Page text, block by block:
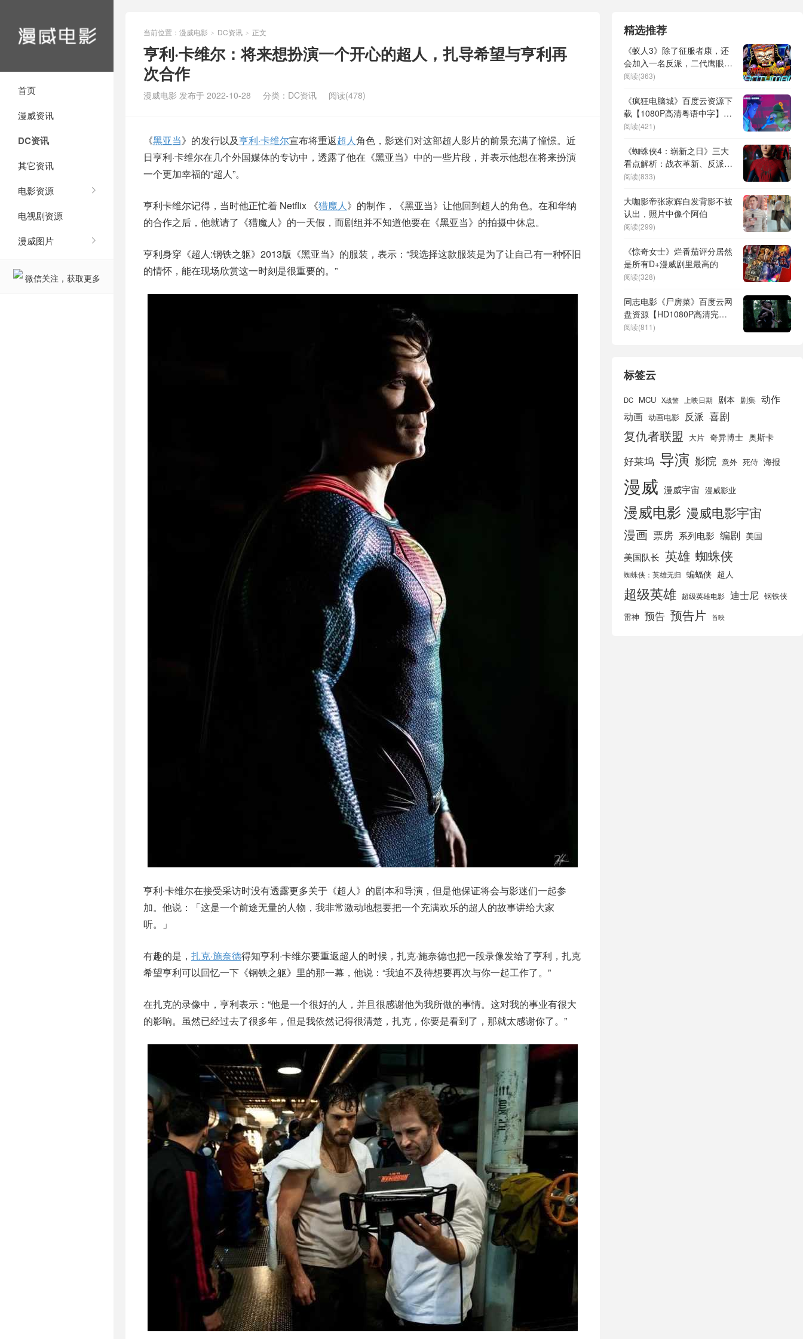
首页
漫威资讯
DC资讯
其它资讯
电影资源
电视剧资源
漫威图片
微信关注，获取更多
当前位置： 漫威电影 > DC资讯 > 正文
亨利·卡维尔：将来想扮演一个开心的超人，扎导希望与亨利再
次合作
漫威电影 发布于 2022-10-28 分类： DC资讯 阅读(478)
《黑亚当》的发行以及亨利·卡维尔宣布将重返超人角色，影迷们对这部超人影片的前景充满了憧憬。近
日亨利·卡维尔在几个外国媒体的专访中，透露了他在《黑亚当》中的一些片段，并表示他想在将来扮演
一个更加幸福的“超人”。
亨利卡维尔记得，当时他正忙着 Netflix 《猎魔人》的制作，《黑亚当》让他回到超人的角色。在和华纳
的合作之后，他就请了《猎魔人》的一天假，而剧组并不知道他要在《黑亚当》的拍摄中休息。
亨利身穿《超人:钢铁之躯》2013版《黑亚当》的服装，表示：“我选择这款服装是为了让自己有一种怀旧
的情怀，能在现场欣赏这一时刻是很重要的。”
亨利·卡维尔在接受采访时没有透露更多关于《超人》的剧本和导演，但是他保证将会与影迷们一起参
加。他说：「这是一个前途无量的人物，我非常激动地想要把一个充满欢乐的超人的故事讲给大家
听。」
有趣的是， 扎克·施奈德得知亨利·卡维尔要重返超人的时候，扎克·施奈德也把一段录像发给了亨利，扎克
希望亨利可以回忆一下《钢铁之躯》里的那一幕，他说：“我迫不及待想要再次与你一起工作了。”
在扎克的录像中，亨利表示：“他是一个很好的人，并且很感谢他为我所做的事情。这对我的事业有很大
的影响。虽然已经过去了很多年，但是我依然记得很清楚，扎克，你要是看到了，那就太感谢你了。”
精选推荐
《蚁人3》除了征服者康，还
会加入一名反派，二代鹰眼也
将回归
阅读(363)
《疯狂电脑城》百度云资源下
载【1080P高清粤语中字】夸
克网盘
阅读(421)
《蜘蛛侠4：崭新之日》三大
看点解析：战衣革新、反派升
级与新角色暗藏玄机
阅读(833)
大咖影帝张家辉白发背影不被
认出，照片中像个阿伯
阅读(299)
《惊奇女士》烂番茄评分居然
是所有D+漫威剧里最高的
阅读(328)
同志电影《尸房菜》百度云网
盘资源【HD1080P高清完整
无删减版】迅雷下载
阅读(811)
标签云
DC MCU X战警 上映日期 剧本 剧集 动作
动画 动画电影 反派 喜剧
复仇者联盟 大片 奇异博士 奥斯卡
好莱坞 导演 影院 意外 死侍 海报
漫威 漫威宇宙 漫威影业
漫威电影 漫威电影宇宙
漫画 票房 系列电影 编剧 美国
美国队长 英雄 蜘蛛侠
蜘蛛侠：英雄无归 蝙蝠侠 超人
超级英雄 超级英雄电影 迪士尼 钢铁侠
雷神 预告 预告片 首映